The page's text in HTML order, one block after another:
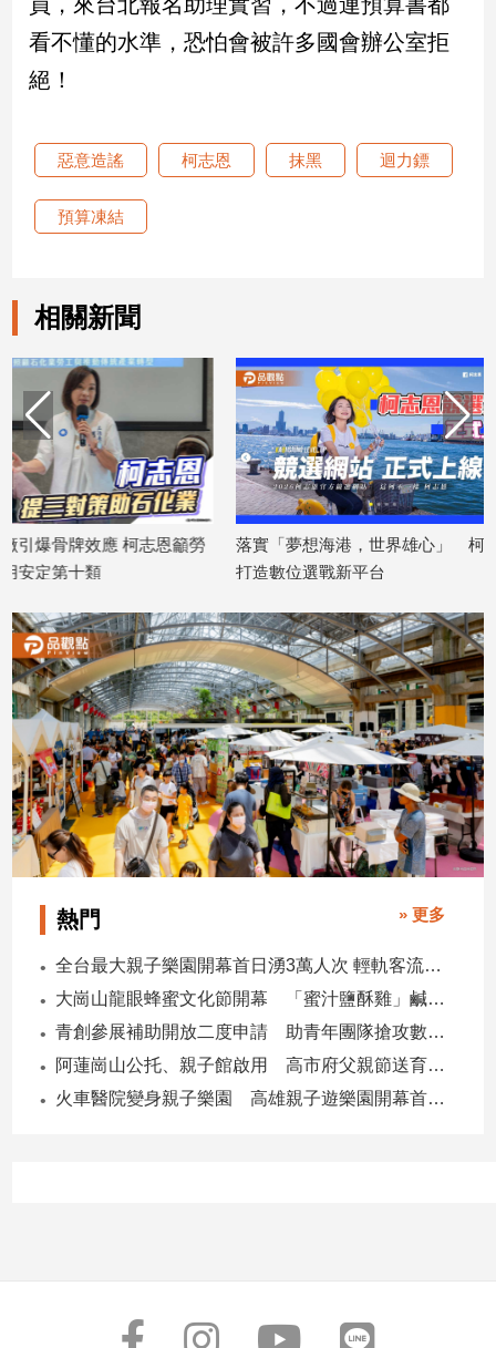
計
旅
美
星
健
康/
感
情
藝
術
／
文
創
／
影
推
薦
科
技/
遊
戲
運
動
寵
Pet
區
看不懂的水準，恐怕會被許多國會辦公室拒
絕！
惡意造謠 柯志恩 抹黑 迴力鏢
預算凍結
相關新聞
落實「夢想海港，世界雄心」 柯志恩
打造數位選戰新平台
柯賴無人機產業
提案？
熱門 » 更多
全台最大親子樂園開幕首日湧3萬人次 輕軌客流增20倍
大崗山龍眼蜂蜜文化節開幕 「蜜汁鹽酥雞」鹹甜跨界搶話題
青創參展補助開放二度申請 助青年團隊搶攻數位轉型商機
阿蓮崗山公托、親子館啟用 高市府父親節送育兒暖禮
火車醫院變身親子樂園 高雄親子遊樂園開幕首日爆棚